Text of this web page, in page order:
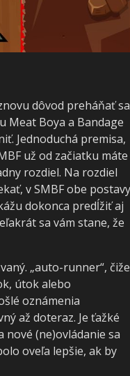
dôvod preháňať sa
Meat Boya a Bandage
Jednoduchá premisa,
už od začiatku máte
rozdiel. Na rozdiel
v SMBF obe postavy
dokonca predĺžiť aj
sa vám stane, že
„auto-runner“, čiže
útok alebo
oznámenia
až doteraz. Je ťažké
(ne)ovládanie sa
oveľa lepšie, ak by